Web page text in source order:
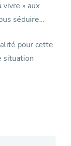
vivre » aux
séduire…
pour cette
situation